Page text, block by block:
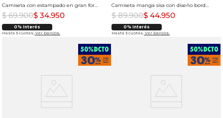
Camiseta con estampado en gran formato para mujer
$ 69.900$ 34.950
0% Interés
Hasta 3 cuotas. Ver bancos.
Camiseta manga sisa con diseño bordado de cerezas para mujer
$ 89.900$ 44.950
0% Interés
Hasta 3 cuotas. Ver bancos.